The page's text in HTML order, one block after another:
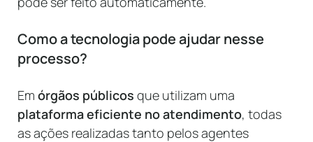
Como a tecnologia pode ajudar nesse
processo?
Em órgãos públicos que utilizam uma
plataforma eficiente no atendimento, todas
as ações realizadas tanto pelos agentes